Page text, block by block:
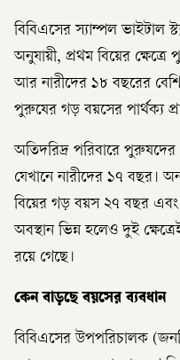
বিবিএসের স্যাম্পল ভাইটাল
অনুযায়ী, প্রথম বিয়ের
আর নারীদের ১৮ বছরের
পুরুষের গড় বয়সের পার্থক্য
অতিদরিদ্র পরিবারে
যেখানে নারীদের ১৭ বছর।
বিয়ের গড় বয়স ২৭ বছর এবং
অবস্থান ভিন্ন হলেও দুই
রয়ে গেছে।
কেন বাড়ছে বয়সের ব্যবধান
বিবিএসের উপপরিচালক